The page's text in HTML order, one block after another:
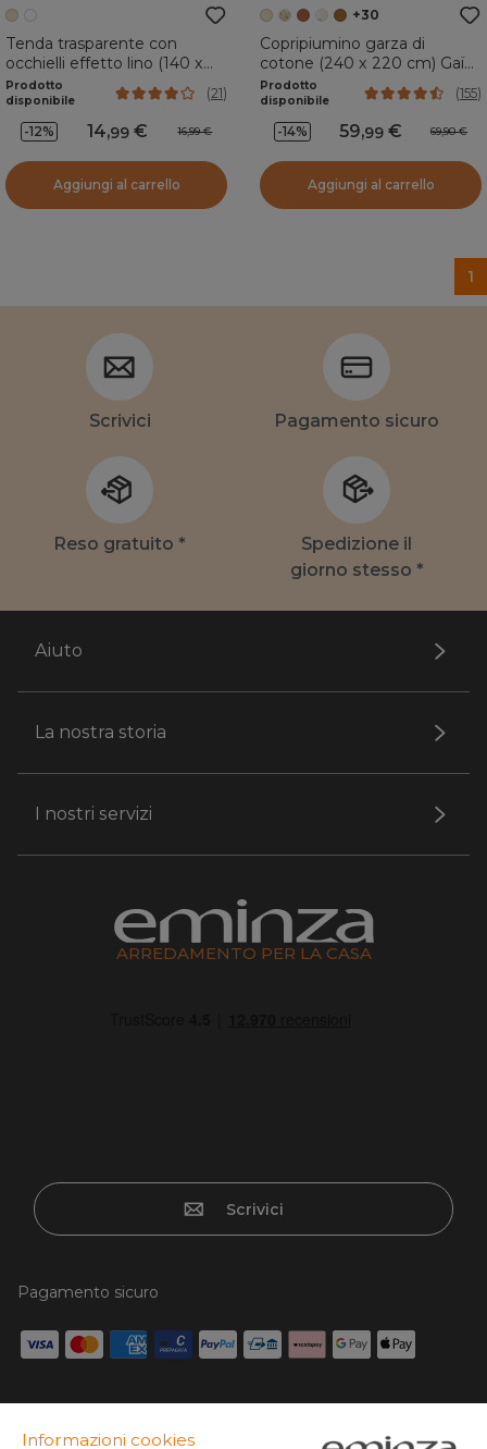
Tenda trasparente con
occhielli effetto lino (140 x
240 cm) Luca Beige
Prodotto
disponibile
(21)
-12% 14,99 € 16,99 €
Aggiungi al carrello
+30
Copripiumino garza di
cotone (240 x 220 cm) Gaïa
Beige pampa
Prodotto
disponibile
(155)
-14% 59,99 € 69,90 €
Aggiungi al carrello
1
Scrivici Pagamento sicuro
Reso gratuito *
Spedizione il
giorno stesso *
Aiuto
La nostra storia
I nostri servizi
ARREDAMENTO PER LA CASA
Scrivici
Pagamento sicuro
interessi, Google/Apple pay